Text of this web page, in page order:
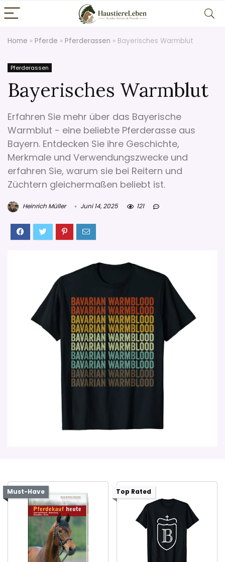
Home » Pferde » Pferderassen » Bayerisches Warmblut
Pferderassen
Bayerisches Warmblut
Erfahren Sie mehr über das Bayerische
Warmblut - eine beliebte Pferderasse aus
Bayern. Entdecken Sie ihre Geschichte,
Merkmale und Verwendungszwecke und
erfahren Sie, warum sie bei Reitern und
Züchtern gleichermaßen beliebt ist.
Heinrich Müller Juni 14, 2025 121
Must-Have Top Rated